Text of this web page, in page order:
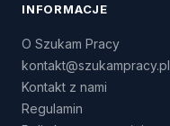
INFORMACJE
O Szukam Pracy
kontakt@szukampracy.pl
Kontakt z nami
Regulamin